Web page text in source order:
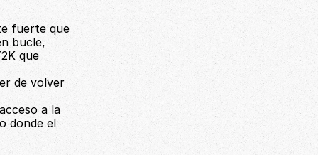
fuerte que
bucle,
que
de volver
a la
donde el